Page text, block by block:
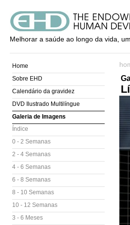
Melhorar a saúde ao longo da vida,
Home
Sobre EHD
Calendário da gravidez
DVD Ilustrado Multilíngue
Galeria de Imagens
Índice
0 - 2 Semanas
2 - 4 Semanas
4 - 6 Semanas
6 - 8 Semanas
8 - 10 Semanas
10 - 12 Semanas
3 - 6 Meses